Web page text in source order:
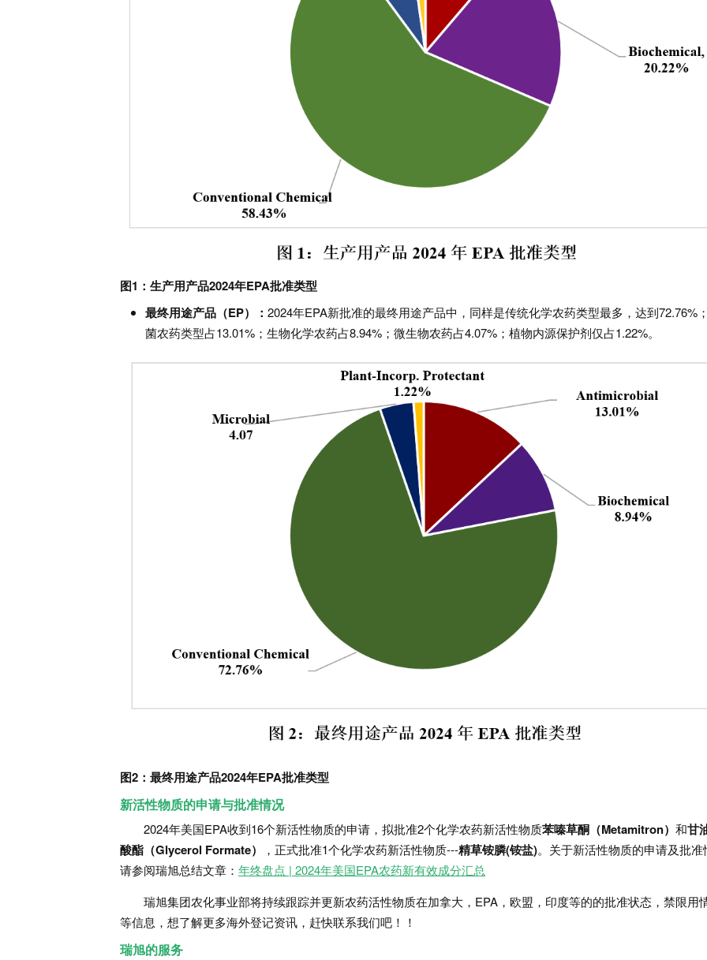
图1：生产用产品2024年EPA批准类型
最终用途产品（EP）： 2024年EPA新批准的最终用途产品中，同样是传统化学农药类型最多，达到72.76%
菌农药类型占13.01%；生物化学农药占8.94%；微生物农药占4.07%；植物内源保护剂仅占1.22%。
图2：最终用途产品2024年EPA批准类型
新活性物质的申请与批准情况
2024年美国EPA收到16个新活性物质的申请，拟批准2个化学农药新活性物质苯嗪草酮（Metamitron） 和甘
酸酯（Glycerol Formate）
，正式批准1个化学农药新活性物质---精草铵膦(铵盐)。关于新活性物质的申请及批准
请参阅瑞旭总结文章： 年终盘点 | 2024年美国EPA农药新有效成分汇总
瑞旭集团农化事业部将持续跟踪并更新农药活性物质在加拿大，EPA，欧盟，印度等的的批准状态，禁限用
等信息，想了解更多海外登记资讯，赶快联系我们吧！！
瑞旭的服务